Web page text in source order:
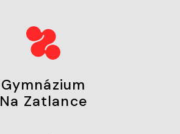
Gymnázium
Na Zatlance